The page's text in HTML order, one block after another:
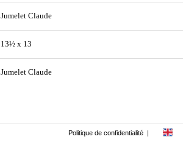
Jumelet Claude
13½ x 13
Jumelet Claude
Politique de confidentialité |